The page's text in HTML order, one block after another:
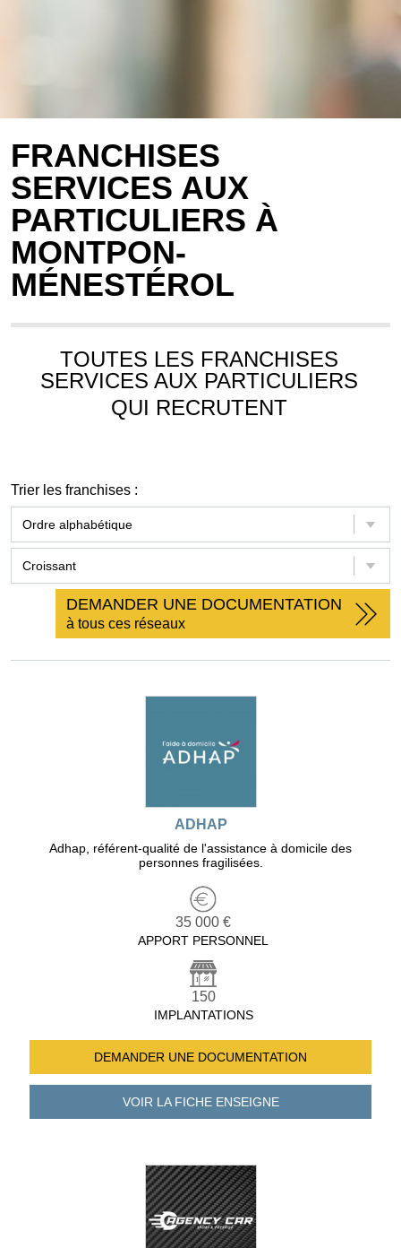
FRANCHISES
SERVICES AUX
PARTICULIERS À
MONTPON-
MÉNESTÉROL
TOUTES LES FRANCHISES
SERVICES AUX PARTICULIERS
QUI RECRUTENT
Trier les franchises :
DEMANDER UNE DOCUMENTATION
à tous ces réseaux
ADHAP
Adhap, référent-qualité de l'assistance à domicile des
personnes fragilisées.
35 000 €
APPORT PERSONNEL
150
IMPLANTATIONS
DEMANDER UNE DOCUMENTATION
VOIR LA FICHEENSEIGNE